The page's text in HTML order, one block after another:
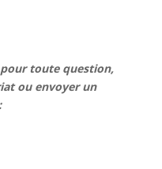
toute question,
ou envoyer un